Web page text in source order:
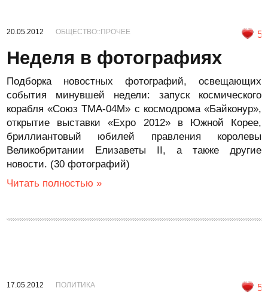
20.05.2012 ОБЩЕСТВО::ПРОЧЕЕ 5
Неделя в фотографиях
Подборка новостных фотографий, освещающих
события минувшей недели: запуск космического
корабля «Союз ТМА-04М» с космодрома «Байконур»,
открытие выставки «Expo 2012» в Южной Корее,
бриллиантовый юбилей правления королевы
Великобритании Елизаветы II, а также другие
новости. (30 фотографий)
Читать полностью »
17.05.2012 ПОЛИТИКА 5